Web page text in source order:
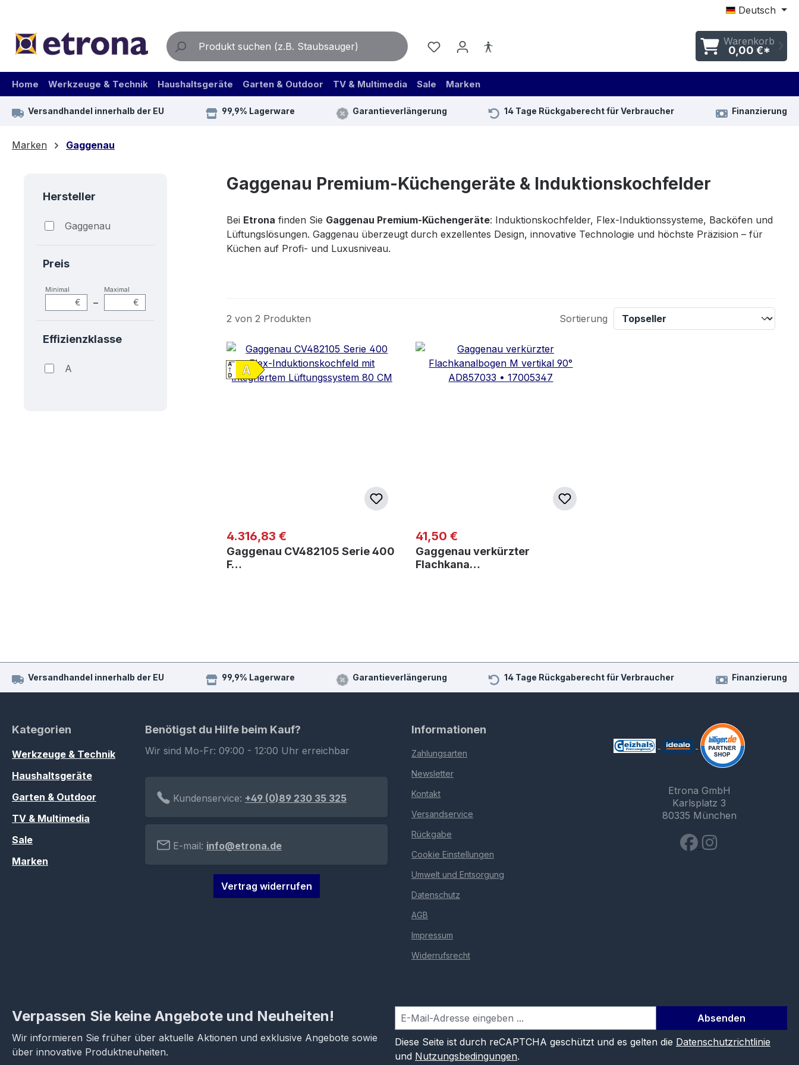
Deutsch
Warenkorb
0,00 €*
Home Werkzeuge & Technik Haushaltsgeräte Garten & Outdoor TV & Multimedia Sale Marken
Versandhandel innerhalb der EU 99,9% Lagerware Garantieverlängerung 14 Tage Rückgaberecht für Verbraucher Finanzierung
Marken Gaggenau
Hersteller
Gaggenau
Preis
Minimal
€ –
Maximal
€
Effizienzklasse
A
Gaggenau Premium-Küchengeräte & Induktionskochfelder
Bei Etrona finden Sie Gaggenau Premium-Küchengeräte: Induktionskochfelder, Flex-Induktionssysteme, Backöfen und
Lüftungslösungen. Gaggenau überzeugt durch exzellentes Design, innovative Technologie und höchste Präzision – für
Küchen auf Profi- und Luxusniveau.
2 von 2 Produkten Sortierung
Regulärer Preis:
4.316,83 €
Gaggenau CV482105 Serie 400
F…
Regulärer Preis:
41,50 €
Gaggenau verkürzter
Flachkana…
Versandhandel innerhalb der EU 99,9% Lagerware Garantieverlängerung 14 Tage Rückgaberecht für Verbraucher Finanzierung
Kategorien
Werkzeuge & Technik
Haushaltsgeräte
Garten & Outdoor
TV & Multimedia
Sale
Marken
Benötigst du Hilfe beim Kauf?
Wir sind Mo-Fr: 09:00 - 12:00 Uhr erreichbar
Kundenservice: +49 (0)89 230 35 325
E-mail: info@etrona.de
Vertrag widerrufen
Informationen
Zahlungsarten
Newsletter
Kontakt
Versandservice
Rückgabe
Cookie Einstellungen
Umwelt und Entsorgung
Datenschutz
AGB
Impressum
Widerrufsrecht
Etrona GmbH
Karlsplatz 3
80335 München
Verpassen Sie keine Angebote und Neuheiten!
Wir informieren Sie früher über aktuelle Aktionen und exklusive Angebote sowie
über innovative Produktneuheiten.
Absenden
Diese Seite ist durch reCAPTCHA geschützt und es gelten die Datenschutzrichtlinie
und Nutzungsbedingungen.